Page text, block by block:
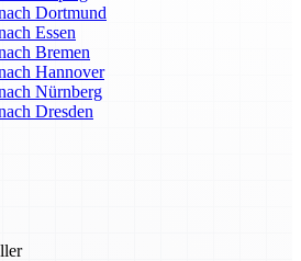
Dortmund
Essen
Bremen
Hannover
Nürnberg
Dresden